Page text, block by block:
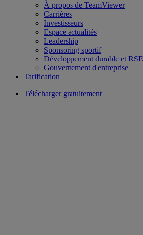
À propos de TeamViewer
Carrières
Investisseurs
Espace actualités
Leadership
Sponsoring sportif
Développement durable et RSE
Gouvernement d'entreprise
Tarification
Télécharger gratuitement